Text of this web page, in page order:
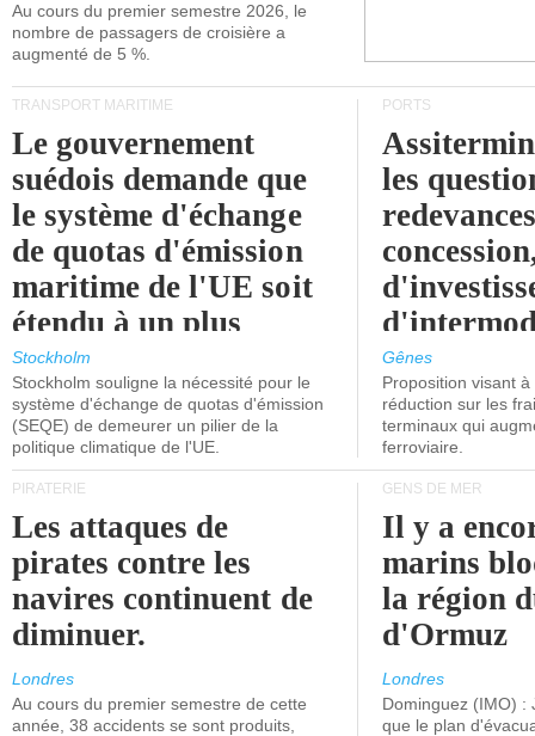
Au cours du premier semestre 2026, le
nombre de passagers de croisière a
augmenté de 5 %.
TRANSPORT MARITIME
Le gouvernement
suédois demande que
le système d'échange
de quotas d'émission
maritime de l'UE soit
étendu à un plus
grand nombre de
navires.
Stockholm
Stockholm souligne la nécessité pour le
système d'échange de quotas d'émission
(SEQE) de demeurer un pilier de la
politique climatique de l'UE.
PORTS
les
l'attention
politiciens.
Gênes
Proposition visant
réduction sur les
terminaux qui
ferroviaire.
PIRATERIE
Les attaques de
pirates contre les
navires continuent de
diminuer.
Londres
Au cours du premier semestre de cette
année, 38 accidents se sont produits,
GENS DE MER
Il y a
marins
la région
d'Ormuz
Londres
Dominguez (IMO) :
que le plan